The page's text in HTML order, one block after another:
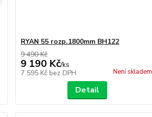
RYAN 55 rozp.1800mm BH122
9 490 Kč
9 190 Kč/ks
7 595 Kč bez DPH Není skladem
Detail